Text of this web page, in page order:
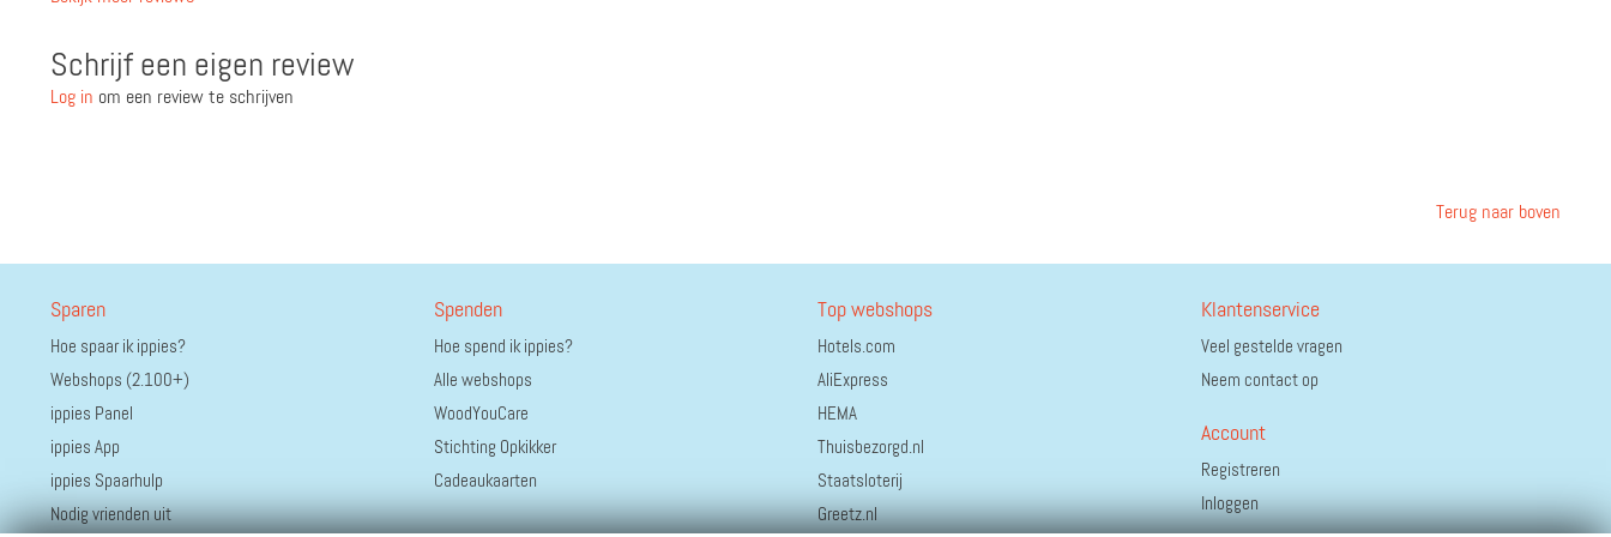
Schrijf een eigen review
Log in om een review te schrijven
Terug naar boven
Sparen
Hoe spaar ik ippies?
Webshops (2.100+)
ippies Panel
ippies App
ippies Spaarhulp
Nodig vrienden uit
Spenden
Hoe spend ik ippies?
Alle webshops
WoodYouCare
Stichting Opkikker
Cadeaukaarten
Top webshops
Hotels.com
AliExpress
HEMA
Thuisbezorgd.nl
Staatsloterij
Greetz.nl
Klantenservice
Veel gestelde vragen
Neem contact op
Account
Registreren
Inloggen